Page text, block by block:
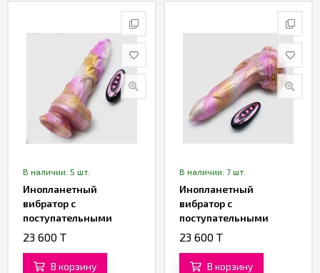
Контакты
В наличии: 5 шт.
Инопланетный
вибратор с
поступательными
движениями «Рилтар»
23 600 T
В корзину
В наличии: 7 шт.
Инопланетный
вибратор с
поступательными
движениями
Феникс» (21,5 см)
23 600 T
В корзину